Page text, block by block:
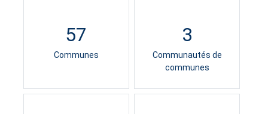
57
Communes
3
Communautés de
communes